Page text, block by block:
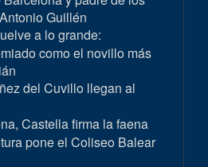
Guillén
a lo grande:
como el novillo más
del Cuvillo llegan al
Castella firma la faena
pone el Coliseo Balear